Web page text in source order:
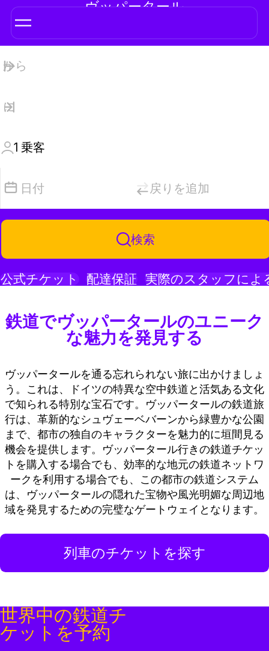
ヴッパータール
1 乗客
日付 戻りを追加
検索
公式チケット 配達保証 実際のスタッフによ
鉄道でヴッパータールのユニーク
な魅力を発見する
ヴッパータールを通る忘れられない旅に出かけましょ
う。これは、ドイツの特異な空中鉄道と活気ある文化
で知られる特別な宝石です。ヴッパータールの鉄道旅
行は、革新的なシュヴェーベバーンから緑豊かな公園
まで、都市の独自のキャラクターを魅力的に垣間見る
機会を提供します。ヴッパータール行きの鉄道チケッ
トを購入する場合でも、効率的な地元の鉄道ネットワ
ークを利用する場合でも、この都市の鉄道システム
は、ヴッパータールの隠れた宝物や風光明媚な周辺地
域を発見するための完璧なゲートウェイとなります。
列車のチケットを探す
世界中の鉄道チ
ケットを予約